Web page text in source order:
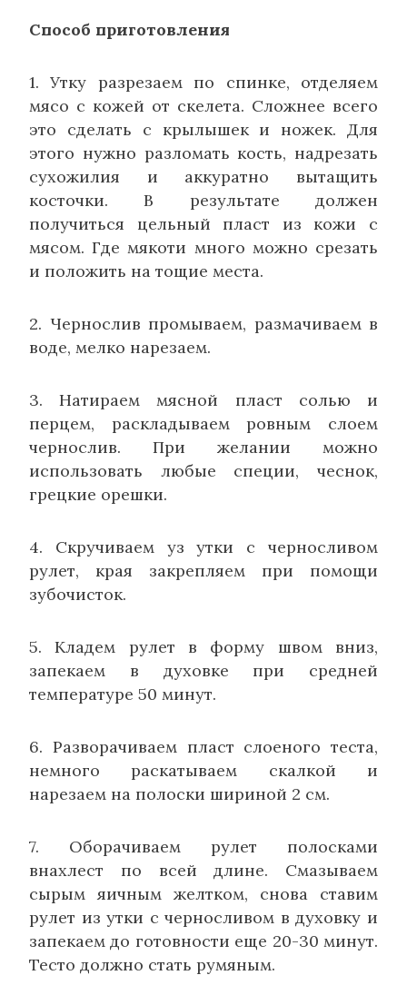
Способ приготовления
1. Утку разрезаем по спинке, отделяем
мясо с кожей от скелета. Сложнее всего
это сделать с крылышек и ножек. Для
этого нужно разломать кость, надрезать
сухожилия и аккуратно вытащить
косточки. В результате должен
получиться цельный пласт из кожи с
мясом. Где мякоти много можно срезать
и положить на тощие места.
2. Чернослив промываем, размачиваем в
воде, мелко нарезаем.
3. Натираем мясной пласт солью и
перцем, раскладываем ровным слоем
чернослив. При желании можно
использовать любые специи, чеснок,
грецкие орешки.
4. Скручиваем уз утки с черносливом
рулет, края закрепляем при помощи
зубочисток.
5. Кладем рулет в форму швом вниз,
запекаем в духовке при средней
температуре 50 минут.
6. Разворачиваем пласт слоеного теста,
немного раскатываем скалкой и
нарезаем на полоски шириной 2 см.
7. Оборачиваем рулет полосками
внахлест по всей длине. Смазываем
сырым яичным желтком, снова ставим
рулет из утки с черносливом в духовку и
запекаем до готовности еще 20-30 минут.
Тесто должно стать румяным.